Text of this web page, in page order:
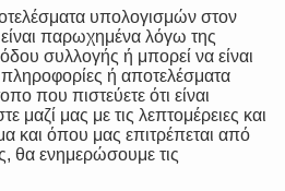
υπολογισμών στον
παρωχημένα λόγω της
συλλογής ή μπορεί να είναι
ή αποτελέσματα
που πιστεύετε ότι είναι
μαζί μας με τις λεπτομέρειες και
και όπου μας επιτρέπεται από
θα ενημερώσουμε τις